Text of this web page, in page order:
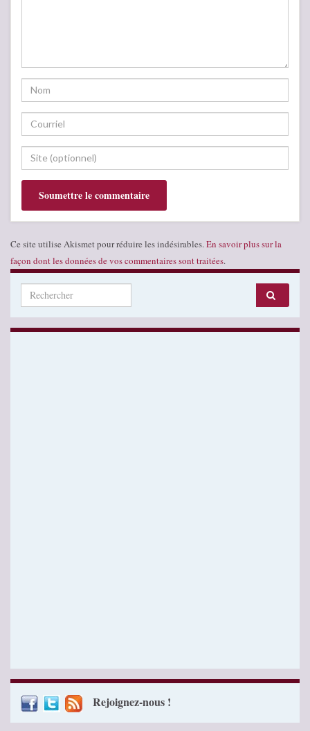
Ce site utilise Akismet pour réduire les indésirables. En savoir plus sur la
façon dont les données de vos commentaires sont traitées.
Search for:
Rejoignez-nous !